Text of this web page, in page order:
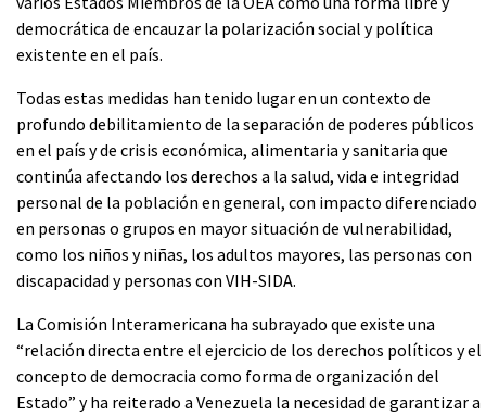
democrática de encauzar la polarización social y política
existente en el país.
Todas estas medidas han tenido lugar en un contexto de
profundo debilitamiento de la separación de poderes públicos
en el país y de crisis económica, alimentaria y sanitaria que
continúa afectando los derechos a la salud, vida e integridad
personal de la población en general, con impacto diferenciado
en personas o grupos en mayor situación de vulnerabilidad,
como los niños y niñas, los adultos mayores, las personas con
discapacidad y personas con VIH-SIDA.
La Comisión Interamericana ha subrayado que existe una
“relación directa entre el ejercicio de los derechos políticos y el
concepto de democracia como forma de organización del
Estado” y ha reiterado a Venezuela la necesidad de garantizar a